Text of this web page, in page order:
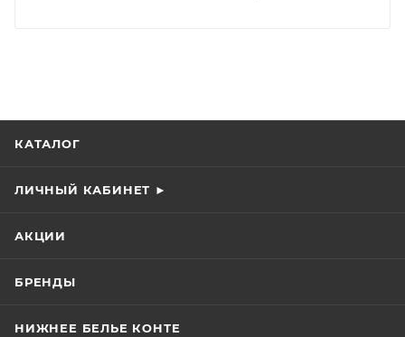
КАТАЛОГ
ЛИЧНЫЙ КАБИНЕТ ►
АКЦИИ
БРЕНДЫ
НИЖНЕЕ БЕЛЬЕ КОНТЕ